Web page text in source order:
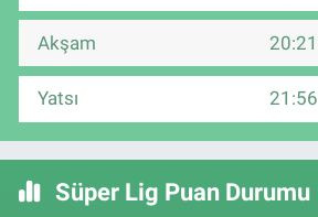
Akşam 20:21
Yatsı 21:56
Süper Lig Puan Durumu